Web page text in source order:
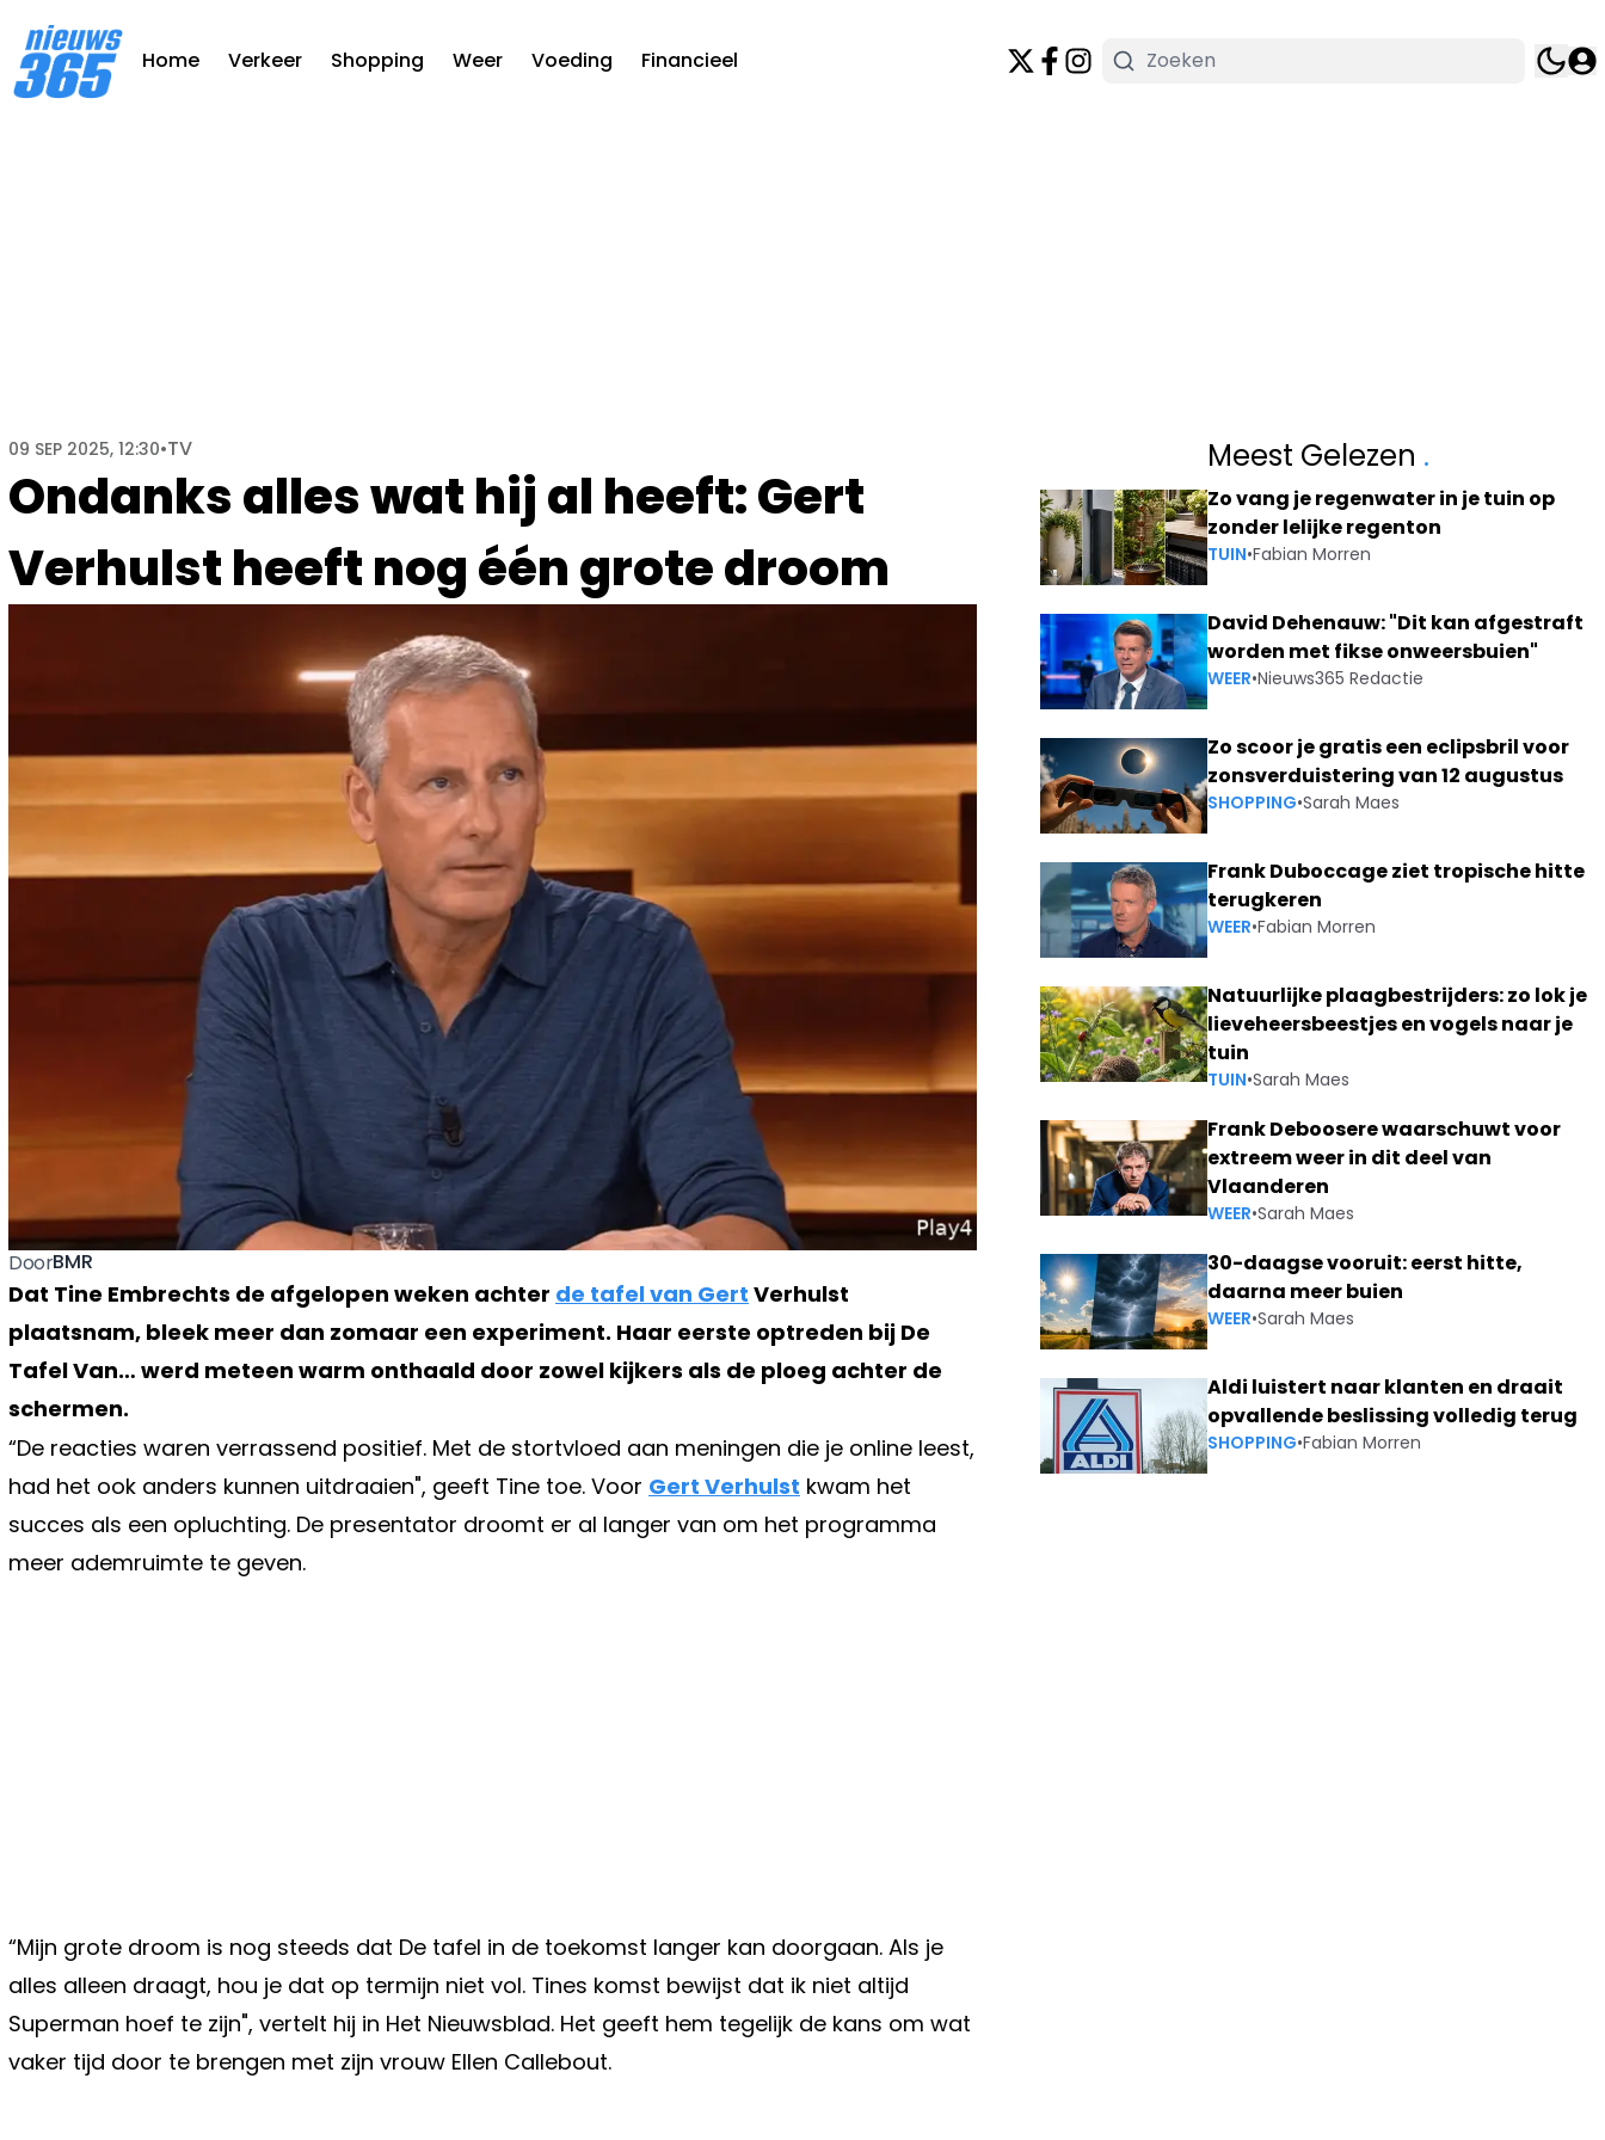
Home Verkeer Shopping Weer Voeding Financieel
Ondanks alles wat hij al heeft: Gert
Verhulst heeft nog één grote droom
09 SEP 2025, 12:30•TV
DoorBMR
Dat Tine Embrechts de afgelopen weken achter de tafel van Gert Verhulst
plaatsnam, bleek meer dan zomaar een experiment. Haar eerste optreden bij De
Tafel Van… werd meteen warm onthaald door zowel kijkers als de ploeg achter de
schermen.
“De reacties waren verrassend positief. Met de stortvloed aan meningen die je online leest,
had het ook anders kunnen uitdraaien", geeft Tine toe. Voor Gert Verhulst kwam het
succes als een opluchting. De presentator droomt er al langer van om het programma
meer ademruimte te geven.
“Mijn grote droom is nog steeds dat De tafel in de toekomst langer kan doorgaan. Als je
alles alleen draagt, hou je dat op termijn niet vol. Tines komst bewijst dat ik niet altijd
Superman hoef te zijn", vertelt hij in Het Nieuwsblad. Het geeft hem tegelijk de kans om wat
vaker tijd door te brengen met zijn vrouw Ellen Callebout.
Meest Gelezen .
Zo vang je regenwater in je tuin op
zonder lelijke regenton
TUIN•Fabian Morren
David Dehenauw: "Dit kan afgestraft
worden met fikse onweersbuien"
WEER•Nieuws365 Redactie
Zo scoor je gratis een eclipsbril voor
zonsverduistering van 12 augustus
SHOPPING•Sarah Maes
Frank Duboccage ziet tropische hitte
terugkeren
WEER•Fabian Morren
Natuurlijke plaagbestrijders: zo lok je
lieveheersbeestjes en vogels naar je
tuin
TUIN•Sarah Maes
Frank Deboosere waarschuwt voor
extreem weer in dit deel van
Vlaanderen
WEER•Sarah Maes
30-daagse vooruit: eerst hitte,
daarna meer buien
WEER•Sarah Maes
Aldi luistert naar klanten en draait
opvallende beslissing volledig terug
SHOPPING•Fabian Morren